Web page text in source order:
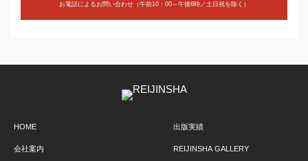
お電話によるお問い合わせ（午前10：00～午後6時／土日祝を除く）
HOME
会社案内
出版実績
REIJINSHA GALLERY